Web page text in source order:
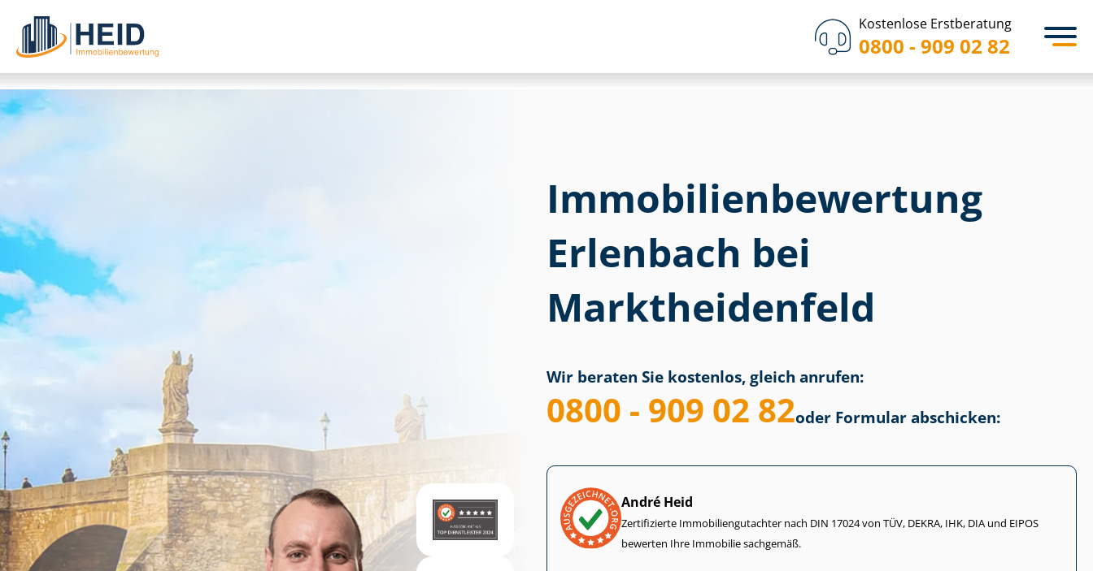
Kostenlose Erstberatung
0800 - 909 02 82
Immobilien­bewertung
Erlenbach bei
Marktheidenfeld
Wir beraten Sie kostenlos, gleich anrufen:
0800 - 909 02 82oder Formular abschicken:
André Heid
Zertifizierte Im­mo­bi­li­en­gut­ach­ter nach DIN 17024 von TÜV, DEKRA, IHK, DIA und EIPOS
bewerten Ihre Immobilie sachgemäß.